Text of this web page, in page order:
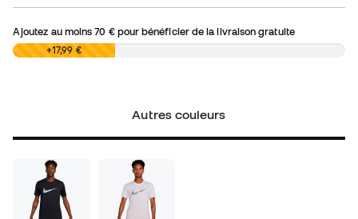
Ajoutez au moins70 €pour bénéficier de la livraison gratuite
0,00 € +17,99 €
Autres couleurs